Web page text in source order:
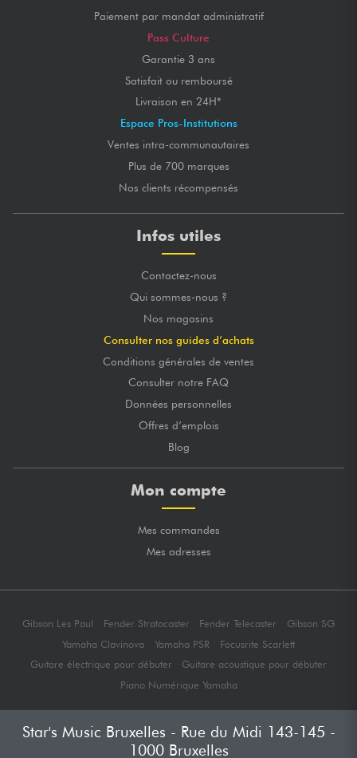
Paiement par mandat administratif
Pass Culture
Garantie 3 ans
Satisfait ou remboursé
Livraison en 24H*
Espace Pros-Institutions
Ventes intra-communautaires
Plus de 700 marques
Nos clients récompensés
Infos utiles
Contactez-nous
Qui sommes-nous ?
Nos magasins
Consulter nos guides d’achats
Conditions générales de ventes
Consulter notre FAQ
Données personnelles
Offres d’emplois
Blog
Mon compte
Mes commandes
Mes adresses
Gibson Les Paul Fender Stratocaster Fender Telecaster
Gibson SG
Yamaha Clavinova
Yamaha PSR
Focusrite Scarlett
Guitare électrique pour débuter
Guitare acoustique pour débuter
Piano Numérique Yamaha
Star's Music Bruxelles - Rue du Midi 143-145 -
1000 Bruxelles